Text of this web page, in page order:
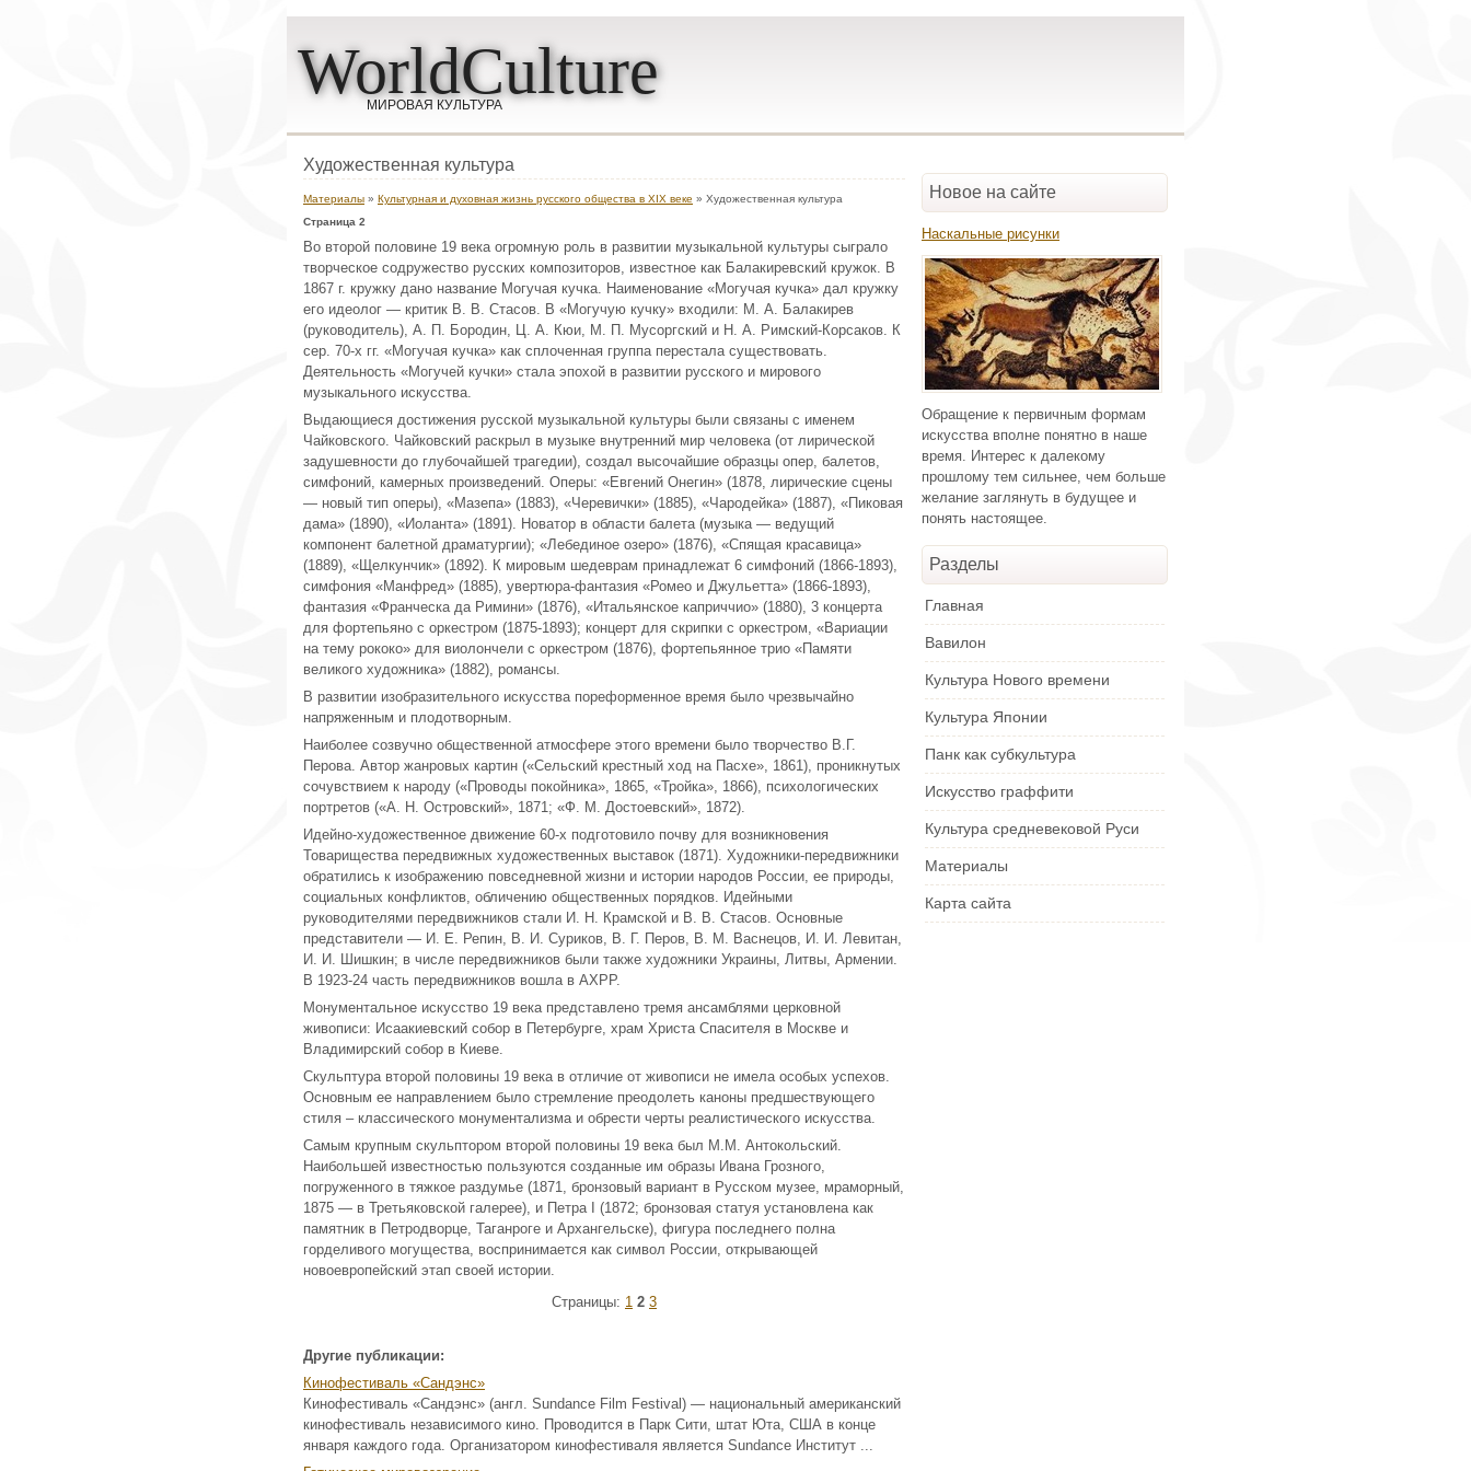
WorldCulture
МИРОВАЯ КУЛЬТУРА
Художественная культура
Материалы » Культурная и духовная жизнь русского общества в XIX веке » Художественная культура
Страница 2
Во второй половине 19 века огромную роль в развитии музыкальной культуры сыграло
творческое содружество русских композиторов, известное как Балакиревский кружок. В
1867 г. кружку дано название Могучая кучка. Наименование «Могучая кучка» дал кружку
его идеолог — критик В. В. Стасов. В «Могучую кучку» входили: М. А. Балакирев
(руководитель), А. П. Бородин, Ц. А. Кюи, М. П. Мусоргский и Н. А. Римский-Корсаков. К
сер. 70-х гг. «Могучая кучка» как сплоченная группа перестала существовать.
Деятельность «Могучей кучки» стала эпохой в развитии русского и мирового
музыкального искусства.
Выдающиеся достижения русской музыкальной культуры были связаны с именем
Чайковского. Чайковский раскрыл в музыке внутренний мир человека (от лирической
задушевности до глубочайшей трагедии), создал высочайшие образцы опер, балетов,
симфоний, камерных произведений. Оперы: «Евгений Онегин» (1878, лирические сцены
— новый тип оперы), «Мазепа» (1883), «Черевички» (1885), «Чародейка» (1887), «Пиковая
дама» (1890), «Иоланта» (1891). Новатор в области балета (музыка — ведущий
компонент балетной драматургии); «Лебединое озеро» (1876), «Спящая красавица»
(1889), «Щелкунчик» (1892). К мировым шедеврам принадлежат 6 симфоний (1866-1893),
симфония «Манфред» (1885), увертюра-фантазия «Ромео и Джульетта» (1866-1893),
фантазия «Франческа да Римини» (1876), «Итальянское каприччио» (1880), 3 концерта
для фортепьяно с оркестром (1875-1893); концерт для скрипки с оркестром, «Вариации
на тему рококо» для виолончели с оркестром (1876), фортепьянное трио «Памяти
великого художника» (1882), романсы.
В развитии изобразительного искусства пореформенное время было чрезвычайно
напряженным и плодотворным.
Наиболее созвучно общественной атмосфере этого времени было творчество В.Г.
Перова. Автор жанровых картин («Сельский крестный ход на Пасхе», 1861), проникнутых
сочувствием к народу («Проводы покойника», 1865, «Тройка», 1866), психологических
портретов («А. Н. Островский», 1871; «Ф. М. Достоевский», 1872).
Идейно-художественное движение 60-х подготовило почву для возникновения
Товарищества передвижных художественных выставок (1871). Художники-передвижники
обратились к изображению повседневной жизни и истории народов России, ее природы,
социальных конфликтов, обличению общественных порядков. Идейными
руководителями передвижников стали И. Н. Крамской и В. В. Стасов. Основные
представители — И. Е. Репин, В. И. Суриков, В. Г. Перов, В. М. Васнецов, И. И. Левитан,
И. И. Шишкин; в числе передвижников были также художники Украины, Литвы, Армении.
В 1923-24 часть передвижников вошла в АХРР.
Монументальное искусство 19 века представлено тремя ансамблями церковной
живописи: Исаакиевский собор в Петербурге, храм Христа Спасителя в Москве и
Владимирский собор в Киеве.
Скульптура второй половины 19 века в отличие от живописи не имела особых успехов.
Основным ее направлением было стремление преодолеть каноны предшествующего
стиля – классического монументализма и обрести черты реалистического искусства.
Самым крупным скульптором второй половины 19 века был М.М. Антокольский.
Наибольшей известностью пользуются созданные им образы Ивана Грозного,
погруженного в тяжкое раздумье (1871, бронзовый вариант в Русском музее, мраморный,
1875 — в Третьяковской галерее), и Петра I (1872; бронзовая статуя установлена как
памятник в Петродворце, Таганроге и Архангельске), фигура последнего полна
горделивого могущества, воспринимается как символ России, открывающей
новоевропейский этап своей истории.
Страницы: 1 2 3
Другие публикации:
Кинофестиваль «Сандэнс»
Кинофестиваль «Сандэнс» (англ. Sundance Film Festival) — национальный американский
кинофестиваль независимого кино. Проводится в Парк Сити, штат Юта, США в конце
января каждого года. Организатором кинофестиваля является Sundance Институт ...
Новое на сайте
Наскальные рисунки
Обращение к первичным формам
искусства вполне понятно в наше
время. Интерес к далекому
прошлому тем сильнее, чем больше
желание заглянуть в будущее и
понять настоящее.
Разделы
Главная
Вавилон
Культура Нового времени
Культура Японии
Панк как субкультура
Искусство граффити
Культура средневековой Руси
Материалы
Карта сайта